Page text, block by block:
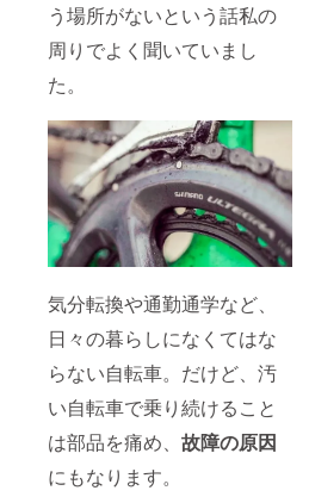
う場所がないという話私の
周りでよく聞いていまし
た。
気分転換や通勤通学など、
日々の暮らしになくてはな
らない自転車。だけど、汚
い自転車で乗り続けること
は部品を痛め、 故障の原因
にもなります。